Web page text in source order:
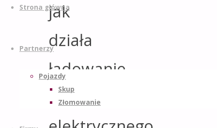
Strona główna
Partnerzy
Pojazdy
Skup
Złomowanie
jak
działa
ładowanie
auta